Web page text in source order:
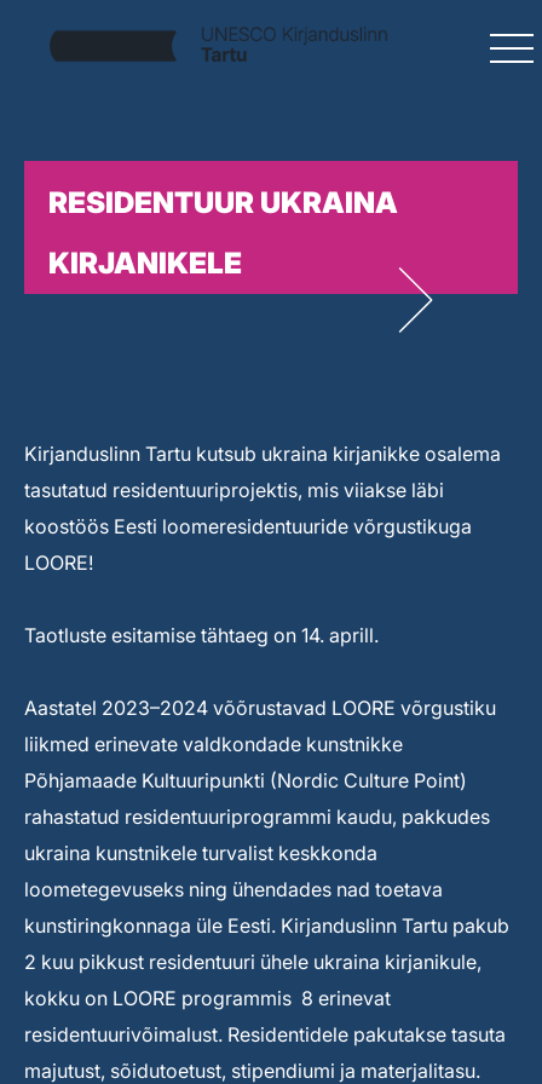
RESIDENTUUR UKRAINA
KIRJANIKELE
Kirjanduslinn Tartu kutsub ukraina kirjanikke osalema
tasutatud residentuuriprojektis, mis viiakse läbi
koostöös Eesti loomeresidentuuride võrgustikuga
LOORE!
Taotluste esitamise tähtaeg on 14. aprill.
Aastatel 2023–2024 võõrustavad LOORE võrgustiku
liikmed erinevate valdkondade kunstnikke
Põhjamaade Kultuuripunkti (Nordic Culture Point)
rahastatud residentuuriprogrammi kaudu, pakkudes
ukraina kunstnikele turvalist keskkonda
loometegevuseks ning ühendades nad toetava
kunstiringkonnaga üle Eesti. Kirjanduslinn Tartu pakub
2 kuu pikkust residentuuri ühele ukraina kirjanikule,
kokku on LOORE programmis 8 erinevat
residentuurivõimalust. Residentidele pakutakse tasuta
majutust, sõidutoetust, stipendiumi ja materjalitasu.